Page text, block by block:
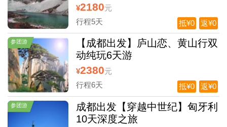
¥2180元
行程5天
返¥0
抵¥0
参团游
【成都出发】庐山恋、黄山行双
动纯玩6天游
¥2380元
行程6天
返¥0
抵¥0
参团游
成都出发【穿越中世纪】匈牙利
10天深度之旅